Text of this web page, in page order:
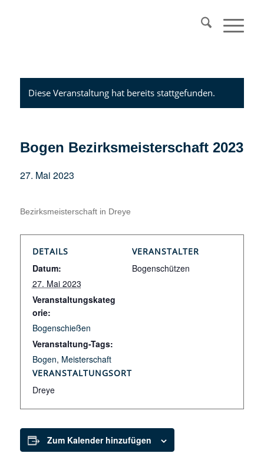
Diese Veranstaltung hat bereits stattgefunden.
Bogen Bezirksmeisterschaft 2023
27. Mai 2023
Bezirksmeisterschaft in Dreye
DETAILS
Datum:
27. Mai 2023
Veranstaltungskateg
orie:
Bogenschießen
Veranstaltung-Tags:
Bogen, Meisterschaft
VERANSTALTER
Bogenschützen
VERANSTALTUNGSORT
Dreye
Zum Kalender hinzufügen